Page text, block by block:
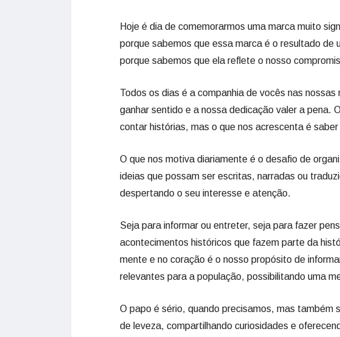
Hoje é dia de comemorarmos uma marca muito
porque sabemos que essa marca é o resultado de
porque sabemos que ela reflete o nosso
Todos os dias é a companhia de vocês nas
ganhar sentido e a nossa dedicação valer a pena.
contar histórias, mas o que nos acrescenta é
O que nos motiva diariamente é o desafio de
ideias que possam ser escritas, narradas ou
despertando o seu interesse e atenção.
Seja para informar ou entreter, seja para fazer
acontecimentos históricos que fazem parte da
mente e no coração é o nosso propósito de
relevantes para a população, possibilitando uma
O papo é sério, quando precisamos, mas também
de leveza, compartilhando curiosidades e